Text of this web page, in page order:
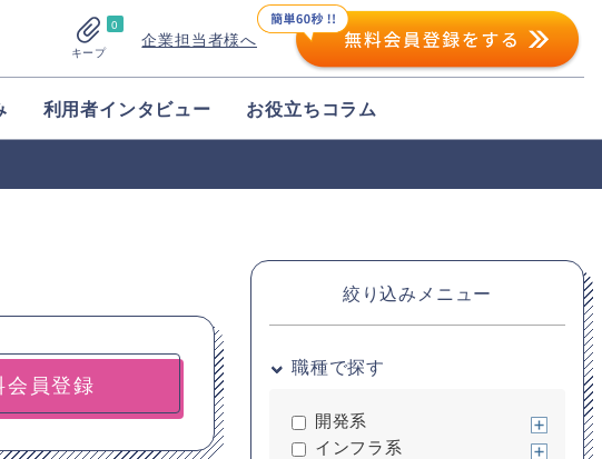
0
キープ
企業担当者様へ
利用者インタビュー お役立ちコラム
会員登録
絞り込みメニュー
職種で探す
開発系
インフラ系